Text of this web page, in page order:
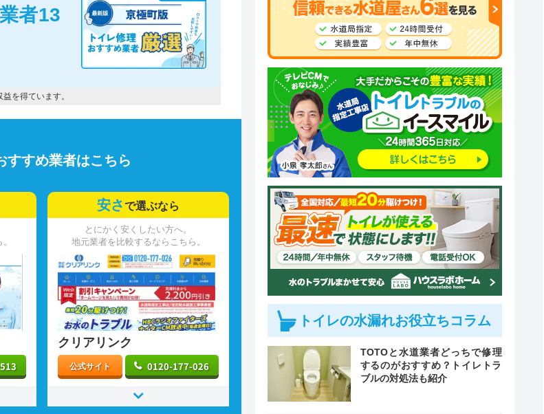
者13
を得ています。
すすめ業者はこちら
安さで選ぶなら
とにかく安くしたい方へ。
地元業者を比較するならこちら。
クリアリンク
公式サイト 0120-177-026
トイレの水漏れお役立ちコラム
TOTOと水道業者どっちで修理
するのがおすすめ？トイレトラ
ブルの対処法も紹介